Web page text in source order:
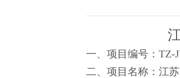
一、项目编号： TZ-
二、项目名称： 江